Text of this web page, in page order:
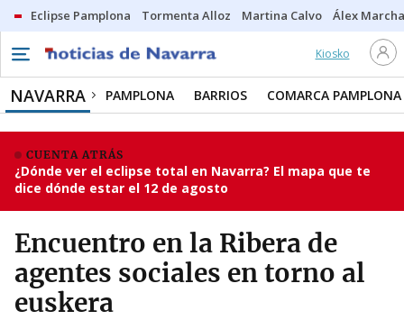
Eclipse Pamplona Tormenta Alloz Martina Calvo Álex
Kiosko
NAVARRA PAMPLONA BARRIOS COMARCA PAMPLONA
CUENTA ATRÁS
¿Dónde ver el eclipse total en Navarra? El mapa que te
dice dónde estar el 12 de agosto
Encuentro en la Ribera de
agentes sociales en torno al
euskera